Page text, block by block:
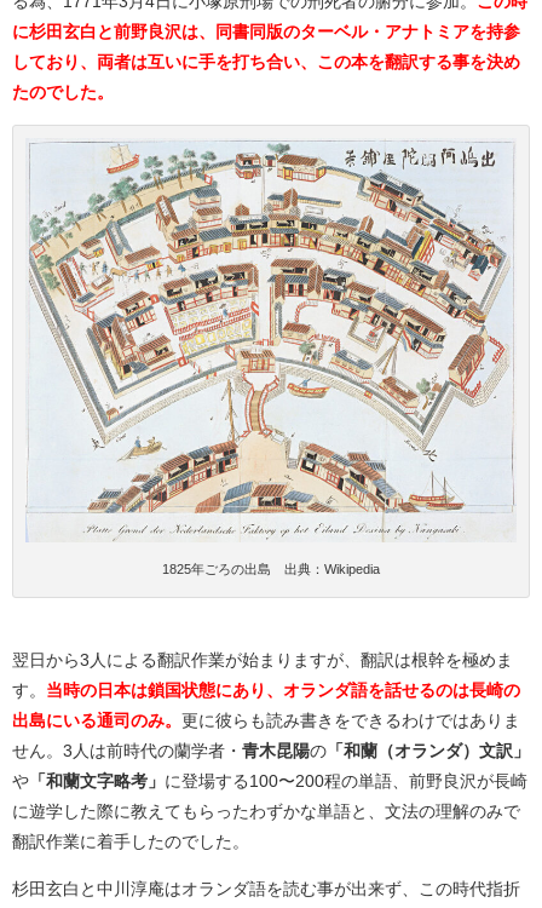
に杉田玄白と前野良沢は、同書同版のターベル・アナトミアを持参
しており、両者は互いに手を打ち合い、この本を翻訳する事を決め
たのでした。
1825年ごろの出島 出典：Wikipedia
翌日から3人による翻訳作業が始まりますが、翻訳は根幹を極めま
す。 当時の日本は鎖国状態にあり、オランダ語を話せるのは長崎の
出島にいる通司のみ。 更に彼らも読み書きをできるわけではありま
せん。3人は前時代の蘭学者・ 青木昆陽の 「和蘭（オランダ）文訳」
や 「和蘭文字略考」 に登場する100〜200程の単語、前野良沢が長崎
に遊学した際に教えてもらったわずかな単語と、文法の理解のみで
翻訳作業に着手したのでした。
杉田玄白と中川淳庵はオランダ語を読む事が出来ず、この時代指折